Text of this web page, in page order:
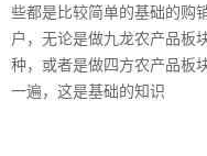
些都是比较简单的基础的购
户，无论是做九龙农产品板
种，或者是做四方农产品板
一遍，这是基础的知识